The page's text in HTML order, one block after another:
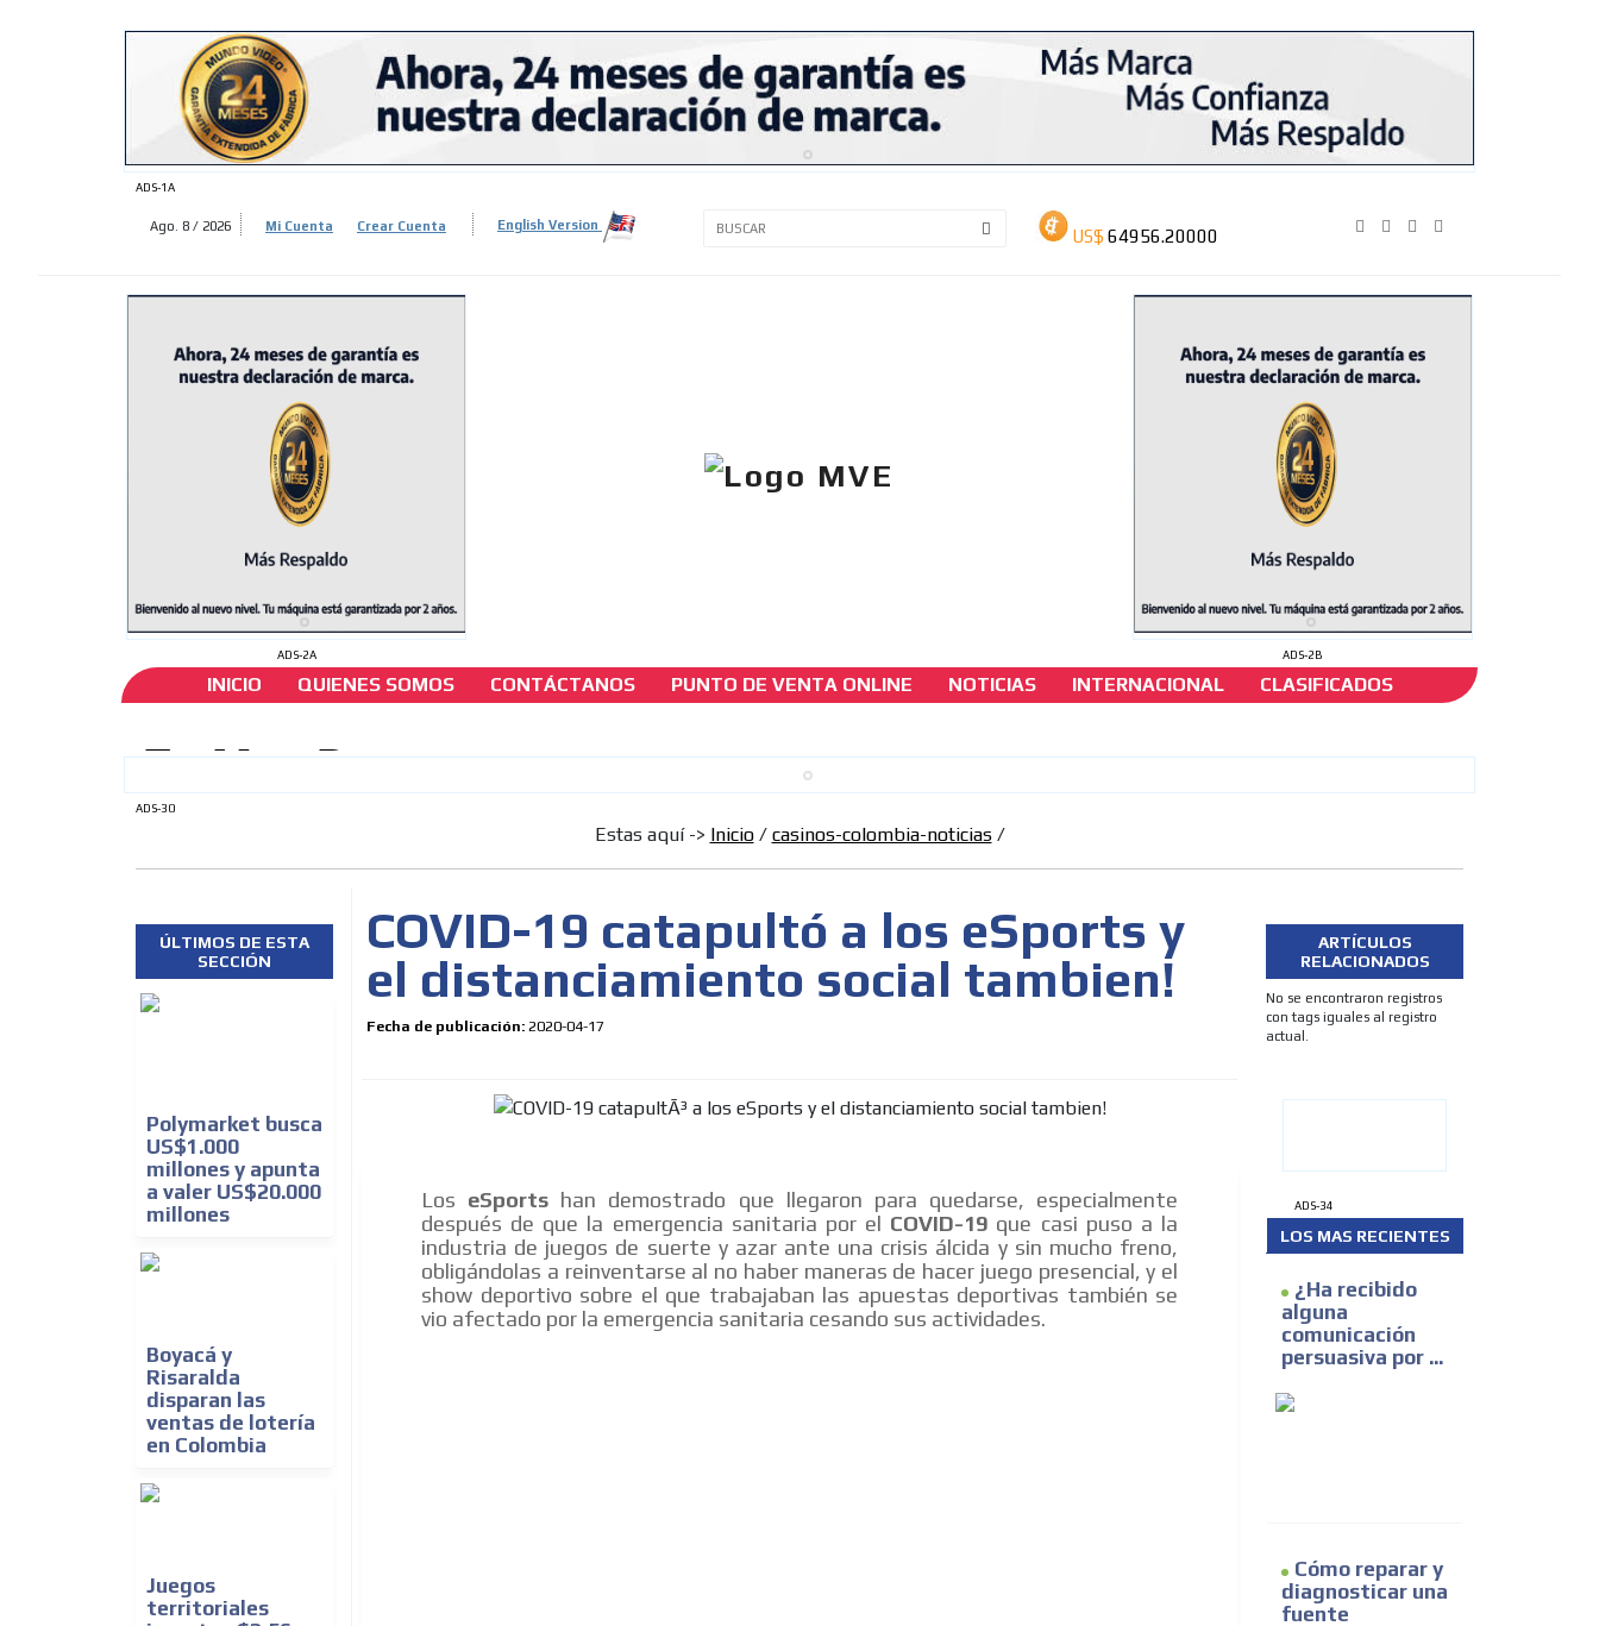
ADS-1A
Ago. 8 / 2026 Mi Cuenta Crear Cuenta English Version
ADS-2A ADS-2B
INICIO QUIENES SOMOS CONTÁCTANOS PUNTO DE VENTA ONLINE NOTICIAS INTERNACIONAL CLASIFICADOS
COVID-19 catapultó a los eSports y el
distanciamiento social tambien!
[ Cerrar X ]
ADS-30
Estas aquí -> Inicio/ casinos-colombia-noticias/
ÚLTIMOS DE ESTA
SECCIÓN
Polymarket busca
US$1.000
millones y apunta
a valer US$20.000
millones
Boyacá y
Risaralda
disparan las
ventas de lotería
en Colombia
Juegos
territoriales
COVID-19 catapultó a los eSports y
el distanciamiento social tambien!
Fecha de publicación: 2020-04-17
Los eSports han demostrado que llegaron para quedarse, especialmente
después de que la emergencia sanitaria por el COVID-19 que casi puso a la
industria de juegos de suerte y azar ante una crisis álcida y sin mucho freno,
obligándolas a reinventarse al no haber maneras de hacer juego presencial, y el
show deportivo sobre el que trabajaban las apuestas deportivas también se
vio afectado por la emergencia sanitaria cesando sus actividades.
ARTÍCULOS
RELACIONADOS
No se encontraron registros
con tags iguales al registro
actual.
ADS-34
LOS MAS RECIENTES
¿Ha recibido
alguna
comunicación
persuasiva por ...
Cómo reparar y
diagnosticar una
fuente
ADS-3A